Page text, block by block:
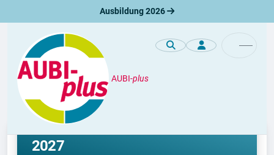
Ausbildung 2026
AUBI-plus
Ausbildung
Ausbildung Warendorf 2026 &
2027